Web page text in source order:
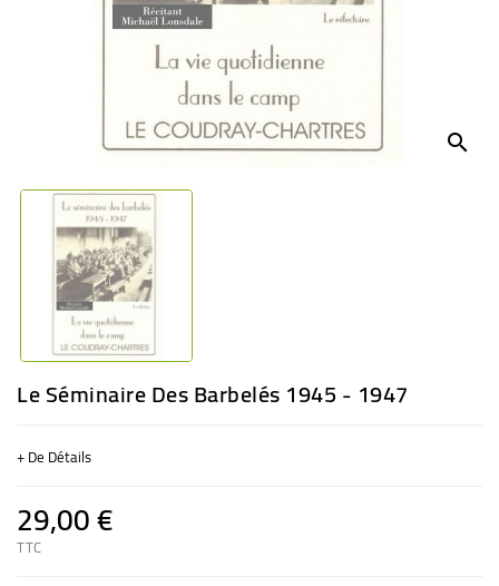
search
Le Séminaire Des Barbelés 1945 - 1947
+ De Détails
29,00 €
TTC